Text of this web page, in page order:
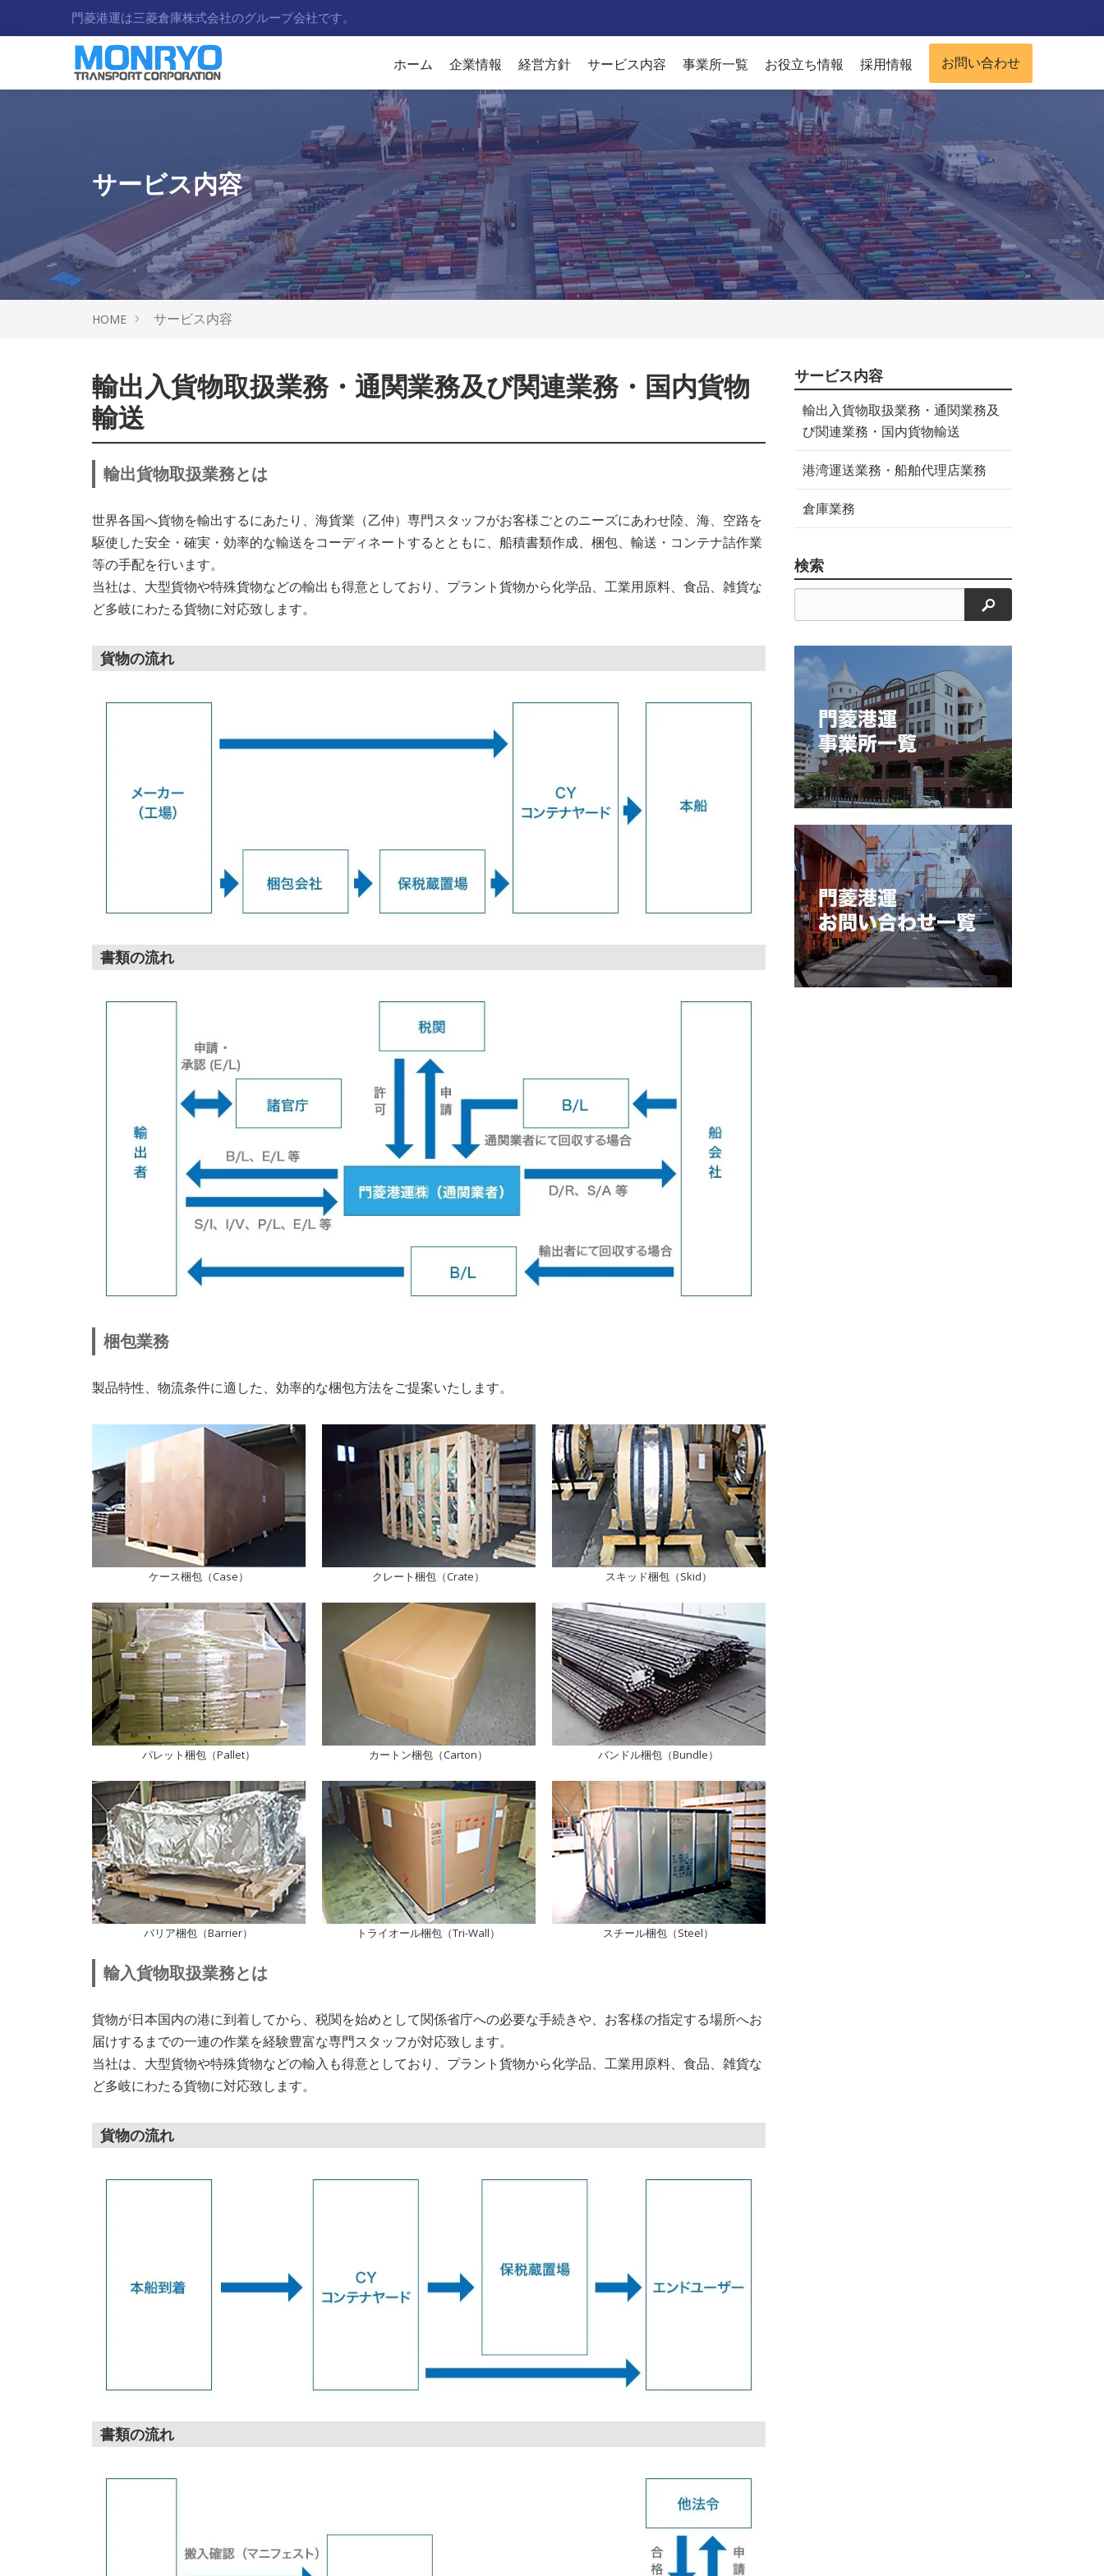
門菱港運は三菱倉庫株式会社のグループ会社です。
ホーム 企業情報 経営方針 サービス内容 事業所一覧 お役立ち情報 採用情報 お問い合わせ
サービス内容
HOME サービス内容
輸出入貨物取扱業務・通関業務及び関連業務・国内貨物
輸送
輸出貨物取扱業務とは
世界各国へ貨物を輸出するにあたり、海貨業（乙仲）専門スタッフがお客様ごとのニーズにあわせ陸、海、空路を
駆使した安全・確実・効率的な輸送をコーディネートするとともに、船積書類作成、梱包、輸送・コンテナ詰作業
等の手配を行います。
当社は、大型貨物や特殊貨物などの輸出も得意としており、プラント貨物から化学品、工業用原料、食品、雑貨な
ど多岐にわたる貨物に対応致します。
貨物の流れ
書類の流れ
梱包業務
製品特性、物流条件に適した、効率的な梱包方法をご提案いたします。
ケース梱包（Case） クレート梱包（Crate） スキッド梱包（Skid）
パレット梱包（Pallet） カートン梱包（Carton） バンドル梱包（Bundle）
バリア梱包（Barrier） トライオール梱包（Tri-Wall） スチール梱包（Steel）
輸入貨物取扱業務とは
貨物が日本国内の港に到着してから、税関を始めとして関係省庁への必要な手続きや、お客様の指定する場所へお
届けするまでの一連の作業を経験豊富な専門スタッフが対応致します。
当社は、大型貨物や特殊貨物などの輸入も得意としており、プラント貨物から化学品、工業用原料、食品、雑貨な
ど多岐にわたる貨物に対応致します。
貨物の流れ
書類の流れ
サービス内容
輸出入貨物取扱業務・通関業務及
び関連業務・国内貨物輸送
港湾運送業務・船舶代理店業務
倉庫業務
検索
検索